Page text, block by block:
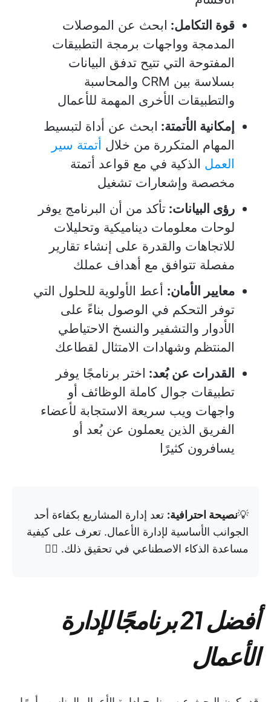
قوة التكامل: ابحث عن الموصلات
المدمجة وواجهات برمجة التطبيقات
المفتوحة التي تتيح تدفق البيانات
بسلاسة بين CRM والمحاسبة
والتطبيقات الأخرى المهمة للأعمال
إمكانية الأتمتة: ابحث عن أداة لتبسيط
المهام المتكررة من خلال أتمتة سير
العمل الذكية في مع قواعد أتمتة
مخصصة وإشعارات تشغيل
رؤى البيانات: تأكد من أن البرنامج يوفر
لوحات معلومات ديناميكية وتحليلات
للاتجاهات والقدرة على إنشاء تقارير
مفصلة تتوافق مع أهداف عملك
معايير الأمان: أعط الأولوية للحلول التي
توفر التحكم في الوصول بناءً على
الأدوار والتشفير والنسخ الاحتياطي
المنتظم وشهادات الامتثال لقطاعك
القدرات عن بُعد: اختر برنامجًا يوفر
تطبيقات جوال كاملة الوظائف أو
واجهات ويب سريعة الاستجابة لأعضاء
الفريق الذين يعملون عن بُعد أو
يسافرون كثيرًا
💡نصيحة احترافية: تعد إدارة المشاريع بكفاءة أحد
الجوانب الأساسية لإدارة الأعمال. تعرف على كيفية
مساعدة الذكاء الاصطناعي في تحقيق ذلك. 👇🏼
أفضل 21 برنامجًا لإدارة
الأعمال